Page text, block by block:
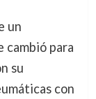
un
para
su
con